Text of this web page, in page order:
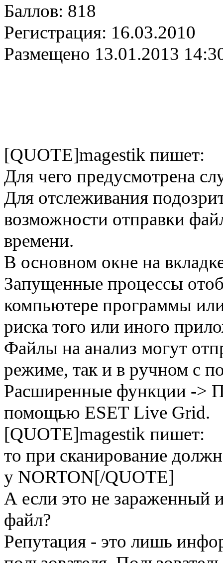
Баллов: 818
Регистрация: 16.03.2010
Размещено 13.01.2013
[QUOTE]magestik пишет:
Для чего предусмотрена
Для отслеживания
возможности отправки
времени.
В основном окне на
Запущенные процессы
компьютере программы
риска того или иного
Файлы на анализ могут
режиме, так и в ручном с
Расширенные функции ->
помощью ESET Live Grid.
[QUOTE]magestik пишет:
то при сканирование
у NORTON[/QUOTE]
А если это не зараженный
файл?
Репутация - это лишь